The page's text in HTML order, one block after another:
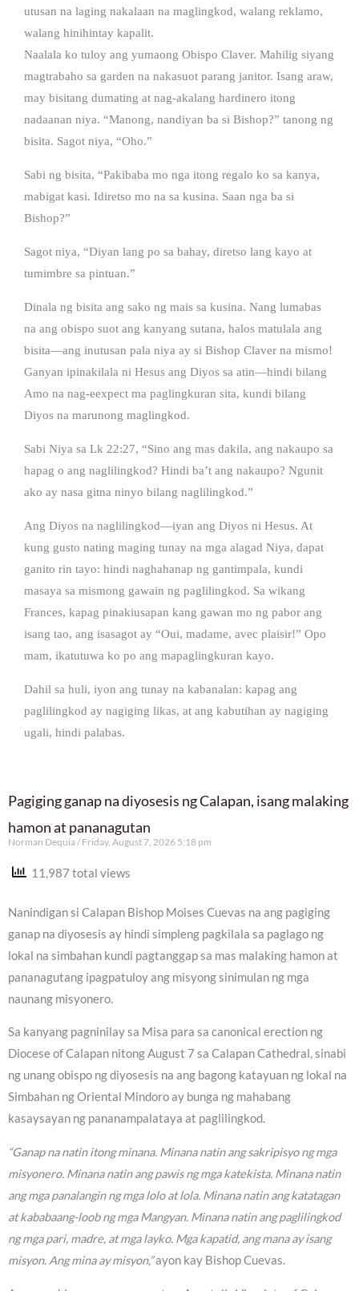
utusan na laging nakalaan na maglingkod, walang reklamo,
walang hinihintay kapalit.
Naalala ko tuloy ang yumaong Obispo Claver. Mahilig siyang
magtrabaho sa garden na nakasuot parang janitor. Isang araw,
may bisitang dumating at nag-akalang hardinero itong
nadaanan niya. “Manong, nandiyan ba si Bishop?” tanong ng
bisita. Sagot niya, “Oho.”
Sabi ng bisita, “Pakibaba mo nga itong regalo ko sa kanya,
mabigat kasi. Idiretso mo na sa kusina. Saan nga ba si
Bishop?”
Sagot niya, “Diyan lang po sa bahay, diretso lang kayo at
tumimbre sa pintuan.”
Dinala ng bisita ang sako ng mais sa kusina. Nang lumabas
na ang obispo suot ang kanyang sutana, halos matulala ang
bisita—ang inutusan pala niya ay si Bishop Claver na mismo!
Ganyan ipinakilala ni Hesus ang Diyos sa atin—hindi bilang
Amo na nag-eexpect ma paglingkuran sita, kundi bilang
Diyos na marunong maglingkod.
Sabi Niya sa Lk 22:27, “Sino ang mas dakila, ang nakaupo sa
hapag o ang naglilingkod? Hindi ba’t ang nakaupo? Ngunit
ako ay nasa gitna ninyo bilang naglilingkod.”
Ang Diyos na naglilingkod—iyan ang Diyos ni Hesus. At
kung gusto nating maging tunay na mga alagad Niya, dapat
ganito rin tayo: hindi naghahanap ng gantimpala, kundi
masaya sa mismong gawain ng paglilingkod. Sa wikang
Frances, kapag pinakiusapan kang gawan mo ng pabor ang
isang tao, ang isasagot ay “Oui, madame, avec plaisir!” Opo
mam, ikatutuwa ko po ang mapaglingkuran kayo.
Dahil sa huli, iyon ang tunay na kabanalan: kapag ang
paglilingkod ay nagiging likas, at ang kabutihan ay nagiging
ugali, hindi palabas.
Pagiging ganap na diyosesis ng Calapan, isang malaking
hamon at pananagutan
Norman Dequia Friday, August 7, 2026 5:18 pm
11,987 total views
Nanindigan si Calapan Bishop Moises Cuevas na ang pagiging
ganap na diyosesis ay hindi simpleng pagkilala sa paglago ng
lokal na simbahan kundi pagtanggap sa mas malaking hamon at
pananagutang ipagpatuloy ang misyong sinimulan ng mga
naunang misyonero.
Sa kanyang pagninilay sa Misa para sa canonical erection ng
Diocese of Calapan nitong August 7 sa Calapan Cathedral, sinabi
ng unang obispo ng diyosesis na ang bagong katayuan ng lokal na
Simbahan ng Oriental Mindoro ay bunga ng mahabang
kasaysayan ng pananampalataya at paglilingkod.
“Ganap na natin itong minana. Minana natin ang sakripisyo ng mga
misyonero. Minana natin ang pawis ng mga katekista. Minana natin
ang mga panalangin ng mga lolo at lola. Minana natin ang katatagan
at kababaang-loob ng mga Mangyan. Minana natin ang paglilingkod
ng mga pari, madre, at mga layko. Mga kapatid, ang mana ay isang
misyon. Ang mina ay misyon,”ayon kay Bishop Cuevas.